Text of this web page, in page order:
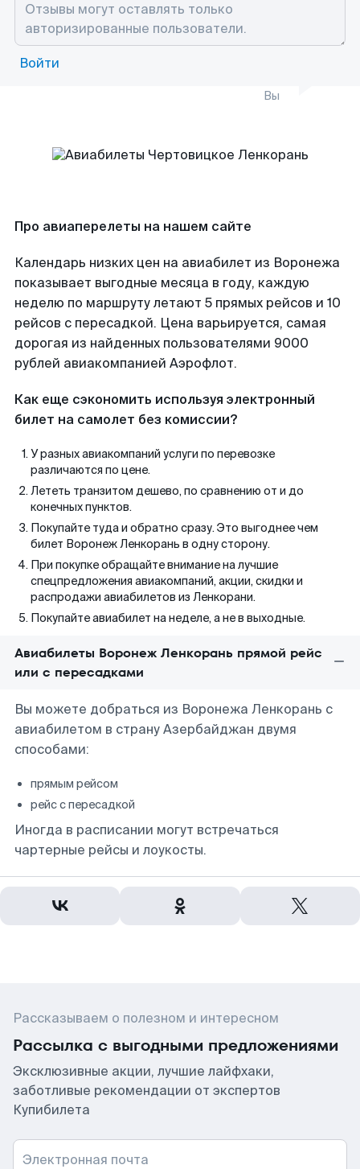
Войти
Вы
Про авиаперелеты на нашем сайте
Календарь низких цен на авиабилет из Воронежа
показывает выгодные месяца в году, каждую
неделю по маршруту летают 5 прямых рейсов и 10
рейсов с пересадкой. Цена варьируется, самая
дорогая из найденных пользователями 9000
рублей авиакомпанией Аэрофлот.
Как еще сэкономить используя электронный
билет на самолет без комиссии?
У разных авиакомпаний услуги по перевозке
различаются по цене.
Лететь транзитом дешево, по сравнению от и до
конечных пунктов.
Покупайте туда и обратно сразу. Это выгоднее чем
билет Воронеж Ленкорань в одну сторону.
При покупке обращайте внимание на лучшие
спецпредложения авиакомпаний, акции, скидки и
распродажи авиабилетов из Ленкорани.
Покупайте авиабилет на неделе, а не в выходные.
Авиабилеты Воронеж Ленкорань прямой рейс
или с пересадками
Вы можете добраться из Воронежа Ленкорань с
авиабилетом в страну Азербайджан двумя
способами:
прямым рейсом
рейс с пересадкой
Иногда в расписании могут встречаться
чартерные рейсы и лоукосты.
Рассказываем о полезном и интересном
Рассылка с выгодными предложениями
Эксклюзивные акции, лучшие лайфхаки,
заботливые рекомендации от экспертов
Купибилета
Электронная почта